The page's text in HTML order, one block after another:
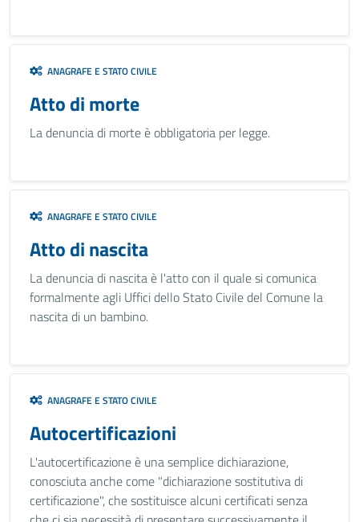
ANAGRAFE E STATO CIVILE
Atto di morte
La denuncia di morte è obbligatoria per legge.
ANAGRAFE E STATO CIVILE
Atto di nascita
La denuncia di nascita è l'atto con il quale si comunica
formalmente agli Uffici dello Stato Civile del Comune la
nascita di un bambino.
ANAGRAFE E STATO CIVILE
Autocertificazioni
L'autocertificazione è una semplice dichiarazione,
conosciuta anche come "dichiarazione sostitutiva di
certificazione", che sostituisce alcuni certificati senza